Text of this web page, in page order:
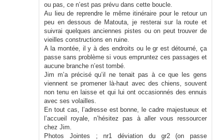
ou pas, ce n’est pas prévu dans cette boucle.
Au lieu de reprendre le même itinéraire pour le retour un
peu en dessous de Matouta, je resterai sur la route et
suivrai quelques anciennes pistes ou on peut trouver de
vieilles constructions en ruine.
A la montée, il y à des endroits ou le gr est détourné, ça
passe sans problème si vous empruntez ces passages et
aucune branche n’est tombé.
Jim m’a précisé qu’il ne tenait pas à ce que les gens
viennent se promener là-haut avec des chiens, souvent
non tenu en laisse et qui lui ont occasionnés des ennuis
avec ses volailles.
En tout cas, l’adresse est bonne, le cadre majestueux et
l’accueil royale, n’hésitez pas à aller vous ressourcer
chez Jim.
Photos Jointes ; nr1 déviation du gr2 (on passe